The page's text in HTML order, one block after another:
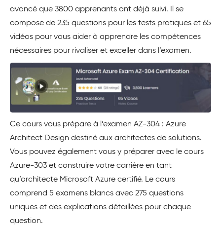
avancé que 3800 apprenants ont déjà suivi. Il se
compose de 235 questions pour les tests pratiques et 65
vidéos pour vous aider à apprendre les compétences
nécessaires pour rivaliser et exceller dans l’examen.
Ce cours vous prépare à l’examen AZ-304 : Azure
Architect Design destiné aux architectes de solutions.
Vous pouvez également vous y préparer avec le cours
Azure-303 et construire votre carrière en tant
qu’architecte Microsoft Azure certifié. Le cours
comprend 5 examens blancs avec 275 questions
uniques et des explications détaillées pour chaque
question.